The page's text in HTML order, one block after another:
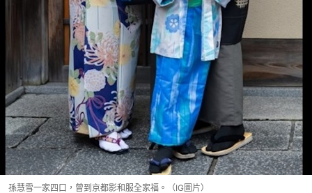
孫慧雪一家四口，曾到京都影和服全家福。（IG圖片）